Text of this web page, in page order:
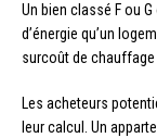
Un bien classé F ou
d’énergie qu’un
surcoût de
Les acheteurs
leur calcul. Un